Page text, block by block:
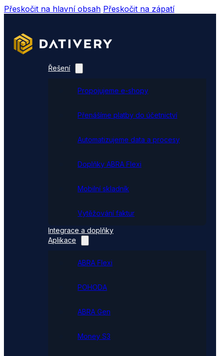
Přeskočit na hlavní obsah Přeskočit na zápatí
Řešení
Propojujeme e-shopy
Přenášíme platby do účetnictví
Automatizujeme data a procesy
Doplňky ABRA Flexi
Mobilní skladník
Vytěžování faktur
Integrace a doplňky
Aplikace
ABRA Flexi
POHODA
ABRA Gen
Money S3